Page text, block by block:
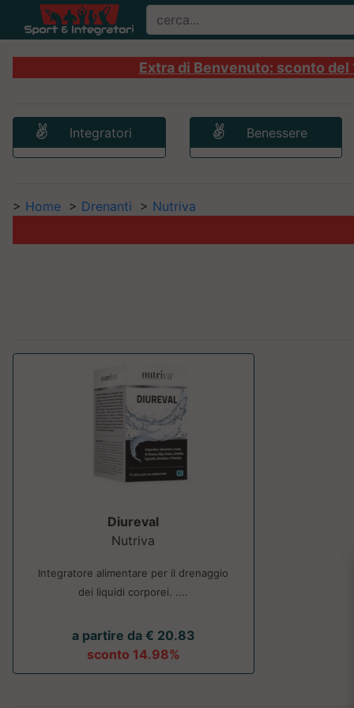
Extra di Benvenuto: sconto
Integratori Benessere
> Home > Drenanti > Nutriva
Diureval
Nutriva
Integratore alimentare per il drenaggio
dei liquidi corporei. ....
a partire da € 20.83
sconto 14.98%